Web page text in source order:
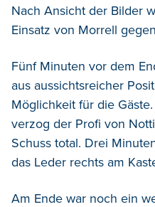
Nach Ansicht der Bilder
Einsatz von Morrell
Fünf Minuten vor dem
aus aussichtsreicher
Möglichkeit für die
verzog der Profi von
Schuss total. Drei
das Leder rechts am
Am Ende war noch ein